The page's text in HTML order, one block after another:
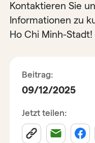
Kontaktieren Sie
Informationen zu
Ho Chi Minh-Stadt!
Beitrag:
09/12/2025
Jetzt teilen: